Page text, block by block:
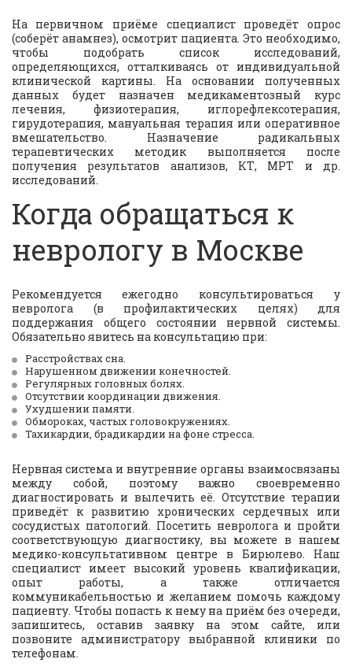
На первичном приёме специалист проведёт опрос
(соберёт анамнез), осмотрит пациента. Это необходимо,
чтобы подобрать список исследований,
определяющихся, отталкиваясь от индивидуальной
клинической картины. На основании полученных
данных будет назначен медикаментозный курс
лечения, физиотерапия, иглорефлексотерапия,
гирудотерапия, мануальная терапия или оперативное
вмешательство. Назначение радикальных
терапевтических методик выполняется после
получения результатов анализов, КТ, МРТ и др.
исследований.
Когда обращаться к
неврологу в Москве
Рекомендуется ежегодно консультироваться у
невролога (в профилактических целях) для
поддержания общего состоянии нервной системы.
Обязательно явитесь на консультацию при:
Расстройствах сна.
Нарушенном движении конечностей.
Регулярных головных болях.
Отсутствии координации движения.
Ухудшении памяти.
Обмороках, частых головокружениях.
Тахикардии, брадикардии на фоне стресса.
Нервная система и внутренние органы взаимосвязаны
между собой, поэтому важно своевременно
диагностировать и вылечить её. Отсутствие терапии
приведёт к развитию хронических сердечных или
сосудистых патологий. Посетить невролога и пройти
соответствующую диагностику, вы можете в нашем
медико-консультативном центре в Бирюлево. Наш
специалист имеет высокий уровень квалификации,
опыт работы, а также отличается
коммуникабельностью и желанием помочь каждому
пациенту. Чтобы попасть к нему на приём без очереди,
запишитесь, оставив заявку на этом сайте, или
позвоните администратору выбранной клиники по
телефонам.